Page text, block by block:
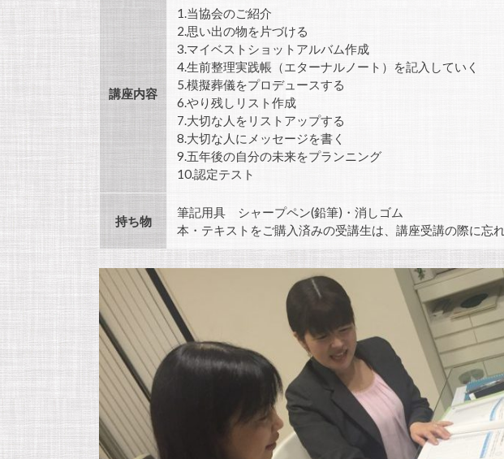
講座内容
1.当協会のご紹介
2.思い出の物を片づける
3.マイベストショットアルバム作成
4.生前整理実践帳（エターナルノート）を記入していく
5.模擬葬儀をプロデュースする
6.やり残しリスト作成
7.大切な人をリストアップする
8.大切な人にメッセージを書く
9.五年後の自分の未来をプランニング
10.認定テスト
持ち物
筆記用具 シャープペン(鉛筆)・消しゴム
本・テキストをご購入済みの受講生は、講座受講の際に忘